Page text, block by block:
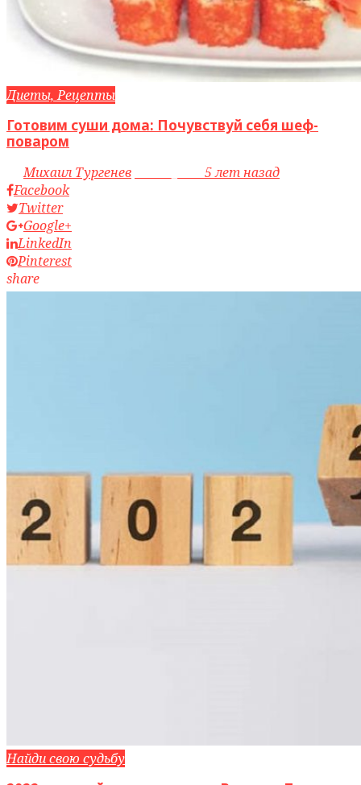
Диеты, Рецепты
Готовим суши дома: Почувствуй себя шеф-
поваром
byМихаил Тургенев
5 лет назад
Facebook
Twitter
Google+
LinkedIn
Pinterest
share
Найди свою судьбу